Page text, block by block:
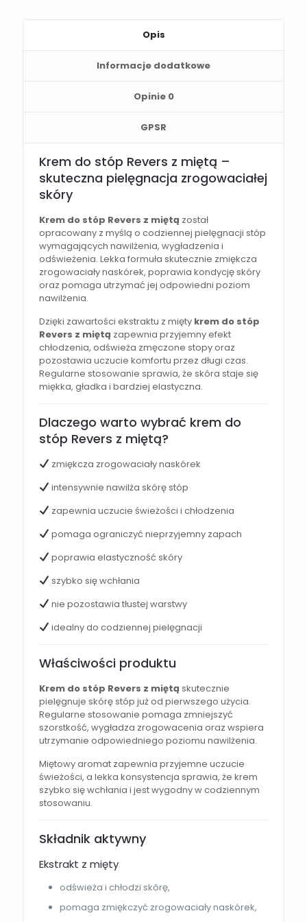
Opis
Informacje dodatkowe
Opinie 0
GPSR
Krem do stóp Revers z miętą –
skuteczna pielęgnacja zrogowaciałej
skóry
Krem do stóp Revers z miętą został
opracowany z myślą o codziennej pielęgnacji stóp
wymagających nawilżenia, wygładzenia i
odświeżenia. Lekka formuła skutecznie zmiękcza
zrogowaciały naskórek, poprawia kondycję skóry
oraz pomaga utrzymać jej odpowiedni poziom
nawilżenia.
Dzięki zawartości ekstraktu z mięty krem do stóp
Revers z miętą zapewnia przyjemny efekt
chłodzenia, odświeża zmęczone stopy oraz
pozostawia uczucie komfortu przez długi czas.
Regularne stosowanie sprawia, że skóra staje się
miękka, gładka i bardziej elastyczna.
Dlaczego warto wybrać krem do
stóp Revers z miętą?
zmiękcza zrogowaciały naskórek
intensywnie nawilża skórę stóp
zapewnia uczucie świeżości i chłodzenia
pomaga ograniczyć nieprzyjemny zapach
poprawia elastyczność skóry
szybko się wchłania
nie pozostawia tłustej warstwy
idealny do codziennej pielęgnacji
Właściwości produktu
Krem do stóp Revers z miętą skutecznie
pielęgnuje skórę stóp już od pierwszego użycia.
Regularne stosowanie pomaga zmniejszyć
szorstkość, wygładza zrogowacenia oraz wspiera
utrzymanie odpowiedniego poziomu nawilżenia.
Miętowy aromat zapewnia przyjemne uczucie
świeżości, a lekka konsystencja sprawia, że krem
szybko się wchłania i jest wygodny w codziennym
stosowaniu.
Składnik aktywny
Ekstrakt z mięty
odświeża i chłodzi skórę,
pomaga zmiękczyć zrogowaciały naskórek,